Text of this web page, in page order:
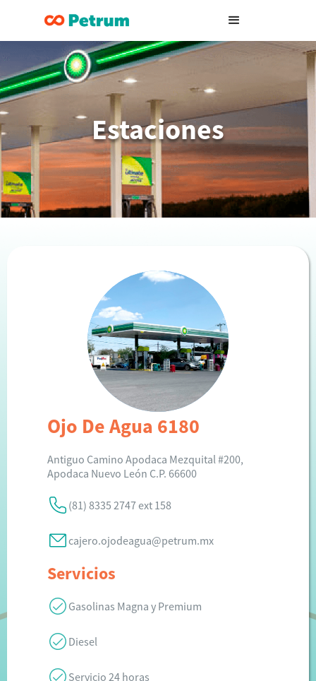
Estaciones
Ojo De Agua 6180
Antiguo Camino Apodaca Mezquital #200,
Apodaca Nuevo León C.P. 66600
(81) 8335 2747 ext 158
cajero.ojodeagua@petrum.mx
Servicios
Gasolinas Magna y Premium
Diesel
Servicio 24 horas